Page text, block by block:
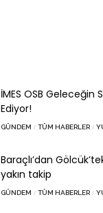
İMES OSB Geleceğin
Ediyor!
GÜNDEM TÜM HABERLER
Baraçlı’dan
yakın takip
GÜNDEM TÜM HABERLER